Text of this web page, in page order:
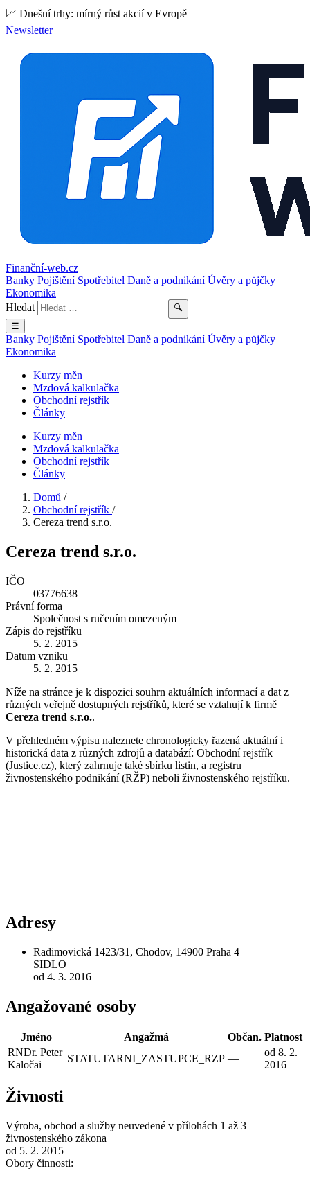
📈 Dnešní trhy: mírný růst akcií v Evropě
Newsletter
Finanční-web.cz
Banky Pojištění Spotřebitel Daně a podnikání Úvěry a půjčky
Ekonomika
Hledat
🔍
☰
Banky Pojištění Spotřebitel Daně a podnikání Úvěry a půjčky
Ekonomika
Kurzy měn
Mzdová kalkulačka
Obchodní rejstřík
Články
Kurzy měn
Mzdová kalkulačka
Obchodní rejstřík
Články
Domů /
Obchodní rejstřík /
Cereza trend s.r.o.
Cereza trend s.r.o.
IČO
03776638
Právní forma
Společnost s ručením omezeným
Zápis do rejstříku
5. 2. 2015
Datum vzniku
5. 2. 2015
Níže na stránce je k dispozici souhrn aktuálních informací a dat z
různých veřejně dostupných rejstříků, které se vztahují k firmě
Cereza trend s.r.o..
V přehledném výpisu naleznete chronologicky řazená aktuální i
historická data z různých zdrojů a databází: Obchodní rejstřík
(Justice.cz), který zahrnuje také sbírku listin, a registru
živnostenského podnikání (RŽP) neboli živnostenského rejstříku.
Adresy
Radimovická 1423/31, Chodov, 14900 Praha 4
SIDLO
od 4. 3. 2016
Angažované osoby
Jméno Angažmá Občan. Platnost
RNDr. Peter
Kaločai
STATUTARNI_ZASTUPCE_RZP —
od 8. 2.
2016
Živnosti
Výroba, obchod a služby neuvedené v přílohách 1 až 3
živnostenského zákona
od 5. 2. 2015
Obory činnosti: